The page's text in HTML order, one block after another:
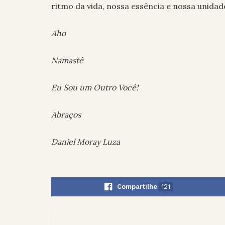
ritmo da vida, nossa essência e nossa
Aho
Namastê
Eu Sou um Outro Você!
Abraços
Daniel Moray Luza
Compartilhe 121